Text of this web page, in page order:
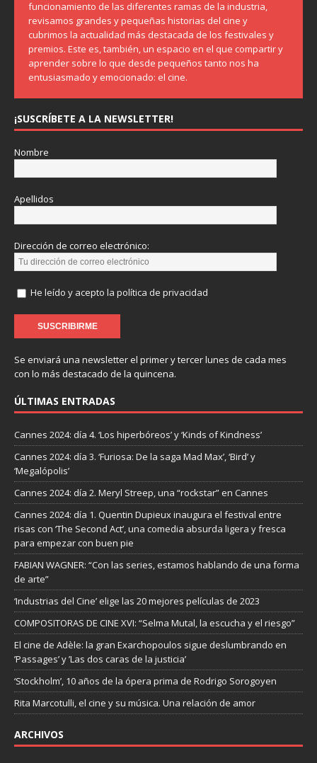
funcionamiento de las diferentes ramas de la industria,
revisamos grandes y pequeñas historias del cine y
cubrimos la actualidad más destacada de los festivales y
premios. Este es, también, un espacio en el que compartir y
aprender sobre lo que desde pequeños tanto nos ha
entusiasmado y emocionado: el cine.
¡SUSCRÍBETE A LA NEWSLETTER!
Nombre
Apellidos
Dirección de correo electrónico:
He leído y acepto la política de privacidad
Se enviará una newsletter el primer y tercer lunes de cada mes
con lo más destacado de la quincena.
ÚLTIMAS ENTRADAS
Cannes 2024: día 4. ‘Los hiperbóreos’ y ‘Kinds of Kindness’
Cannes 2024: día 3. ‘Furiosa: De la saga Mad Max’, ‘Bird’ y
‘Megalópolis’
Cannes 2024: día 2. Meryl Streep, una “rockstar” en Cannes
Cannes 2024: día 1. Quentin Dupieux inaugura el festival entre
risas con ‘The Second Act’, una comedia absurda ligera y fresca
para empezar con buen pie
FABIAN WAGNER: “Con las series, estamos hablando de una forma
de arte”
‘Industrias del Cine’ elige las 20 mejores películas de 2023
COMPOSITORAS DE CINE XVI: “Selma Mutal, la escucha y el riesgo”
El cine de Adèle: la gran Exarchopoulos sigue deslumbrando en
’Passages’ y ’Las dos caras de la justicia’
‘Stockholm’, 10 años de la ópera prima de Rodrigo Sorogoyen
Rita Marcotulli, el cine y su música. Una relación de amor
ARCHIVOS